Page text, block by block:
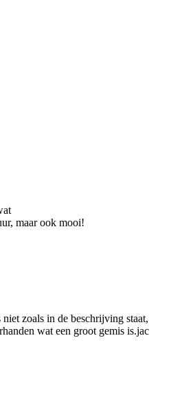
maar ook mooi!
zoals in de beschrijving staat,
wat een groot gemis is.jac